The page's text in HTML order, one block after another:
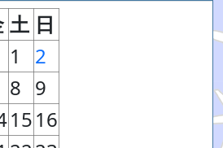
土 日
1
2
8 9
1516